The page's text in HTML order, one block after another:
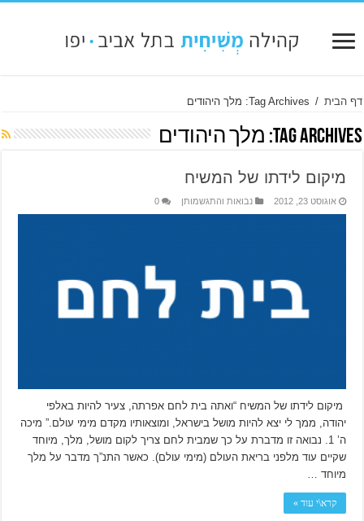
דף הבית / Tag Archives: מלך היהודים
Tag Archives: מלך היהודים
מיקום לידתו של המשיח
אוגוסט 23, 2012 נבואות והתגשמותן 0
מיקום לידתו של המשיח “ואתה בית לחם אפרתה, צעיר להיות באלפי
יהודה, ממך לי יצא להיות מושל בישראל, ומוצאותיו מקדם מימי עולם.” מיכה
ה’ 1. נבואה זו מדברת על כך שמבית לחם צריך לקום מושל, מלך, מיוחד
שקיים עוד מלפני בריאת העולם (מימי עולם). כאשר התנ”ך מדבר על מלך
מיוחד …
קרא\י עוד »